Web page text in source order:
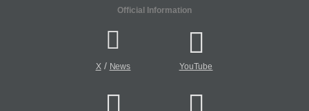
Official Information
X/ News YouTube